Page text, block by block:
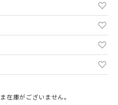
在庫がございません。